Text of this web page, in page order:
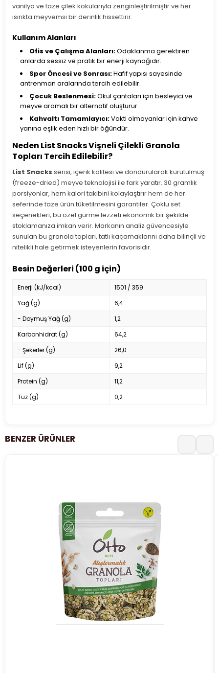
vanilya ve taze çilek kokularıyla zenginleştirilmiştir ve her
ısırıkta meyvemsi bir derinlik hissettirir.
Kullanım Alanları
Ofis ve Çalışma Alanları:Odaklanma gerektiren
anlarda sessiz ve pratik bir enerji kaynağıdır.
Spor Öncesi ve Sonrası:Hafif yapısı sayesinde
antrenman aralarında tercih edilebilir.
Çocuk Beslenmesi:Okul çantaları için besleyici ve
meyve aromalı bir alternatif oluşturur.
Kahvaltı Tamamlayıcı:Vakti olmayanlar için kahve
yanına eşlik eden hızlı bir öğündür.
Neden List Snacks Vişneli Çilekli Granola
Topları Tercih Edilebilir?
List Snacks serisi, içerik kalitesi ve dondurularak kurutulmuş
(freeze-dried) meyve teknolojisi ile fark yaratır. 30 gramlık
porsiyonlar, hem kalori takibini kolaylaştırır hem de her
seferinde taze ürün tüketilmesini garantiler. Çoklu set
seçenekleri, bu özel gurme lezzeti ekonomik bir şekilde
stoklamanıza imkan verir. Markanın analiz güvencesiyle
sunulan bu granola topları, tatlı kaçamaklarını daha bilinçli ve
nitelikli hale getirmek isteyenlerin favorisidir.
Besin Değerleri (100 g için)
Enerji (kJ/kcal)
1501 / 359
Yağ (g)
6,4
- Doymuş Yağ (g)
1,2
Karbonhidrat (g)
64,2
- Şekerler (g)
26,0
Lif (g)
9,2
Protein (g)
11,2
Tuz (g)
0,2
BENZER ÜRÜNLER